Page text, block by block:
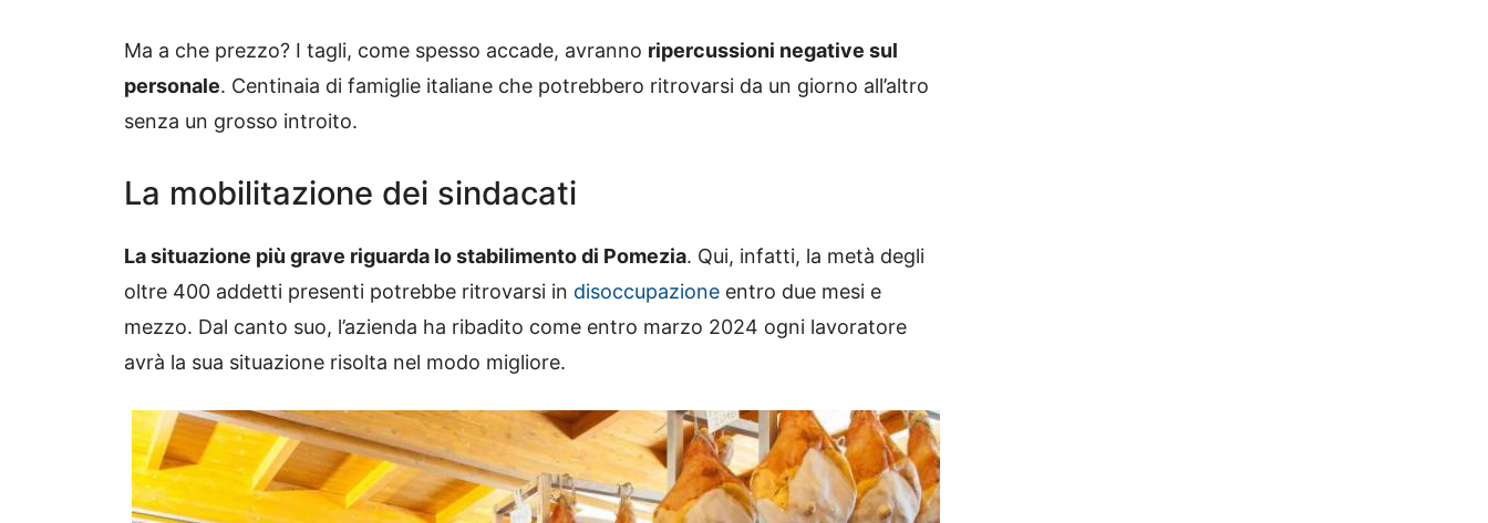
Ma a che prezzo? I tagli, come spesso accade, avranno ripercussioni negative sul
personale. Centinaia di famiglie italiane che potrebbero ritrovarsi da un giorno all’altro
senza un grosso introito.
La mobilitazione dei sindacati
La situazione più grave riguarda lo stabilimento di Pomezia. Qui, infatti, la metà degli
oltre 400 addetti presenti potrebbe ritrovarsi in disoccupazione entro due mesi e
mezzo. Dal canto suo, l’azienda ha ribadito come entro marzo 2024 ogni lavoratore
avrà la sua situazione risolta nel modo migliore.